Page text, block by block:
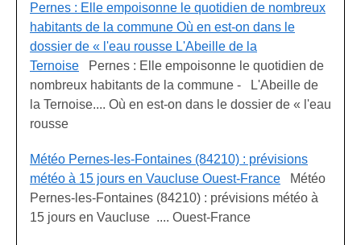
Pernes : Elle empoisonne le quotidien de nombreux
habitants de la commune Où en est-on dans le
dossier de « l'eau rousse L'Abeille de la
Ternoise Pernes : Elle empoisonne le quotidien de
nombreux habitants de la commune - L'Abeille de
la Ternoise.... Où en est-on dans le dossier de « l'eau
rousse
Météo Pernes-les-Fontaines (84210) : prévisions
météo à 15 jours en Vaucluse Ouest-France Météo
Pernes-les-Fontaines (84210) : prévisions météo à
15 jours en Vaucluse .... Ouest-France